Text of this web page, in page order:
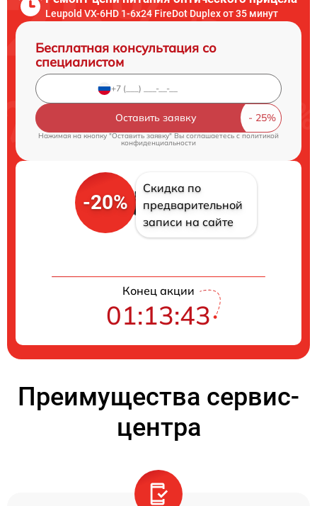
Leupold VX-6HD 1-6x24 FireDot Duplex от 35 минут
Бесплатная консультация со
специалистом
Оставить заявку
Нажимая на кнопку "Оставить заявку" Вы соглашаетесь cполитикой
конфиденциальности
-20%
Скидка по
предварительной
записи на сайте
Конец акции
01:13:42
Преимущества сервис-
центра